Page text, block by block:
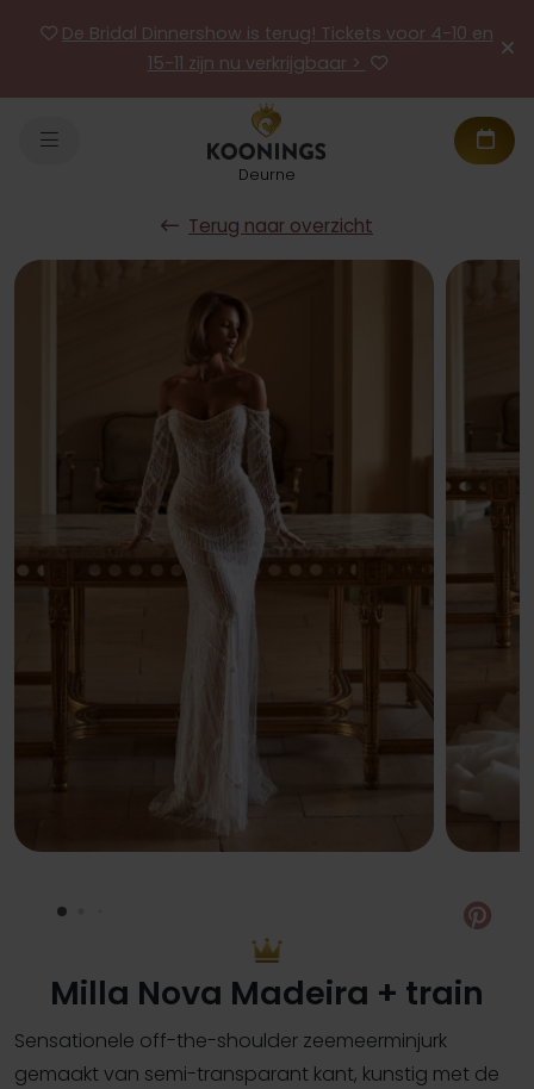
De Bridal Dinnershow is terug! Tickets voor 4-10 en
15-11 zijn nu verkrijgbaar >
Deurne
Terug naar overzicht
Milla Nova Madeira + train
Sensationele off-the-shoulder zeemeerminjurk
gemaakt van semi-transparant kant, kunstig met de